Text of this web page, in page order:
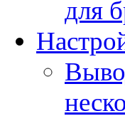
для